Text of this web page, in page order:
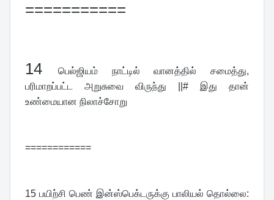
===========
14
பெல்ஜியம் நாட்டில் வானத்தில் சமைத்து,
பரிமாறப்பட்ட அறுசுவை விருந்து ||# இது தான்
உண்மையான நிலாச்சோறு
============
15 பயிற்சி பெண் இன்ஸ்பெக்டருக்கு பாலியல் தொல்லை: